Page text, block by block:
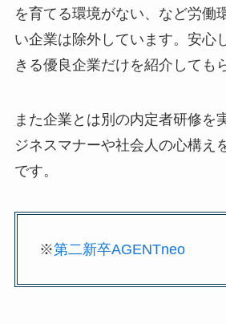
を育てる環境がない、など労働
い企業は除外しています。安心
きる優良企業だけを紹介しても
また企業とは別の内定者研修を
ジネスマナーや社会人の心構え
です。
※第二新卒AGENTneo